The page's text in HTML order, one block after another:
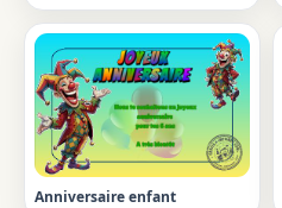
Anniversaire enfant